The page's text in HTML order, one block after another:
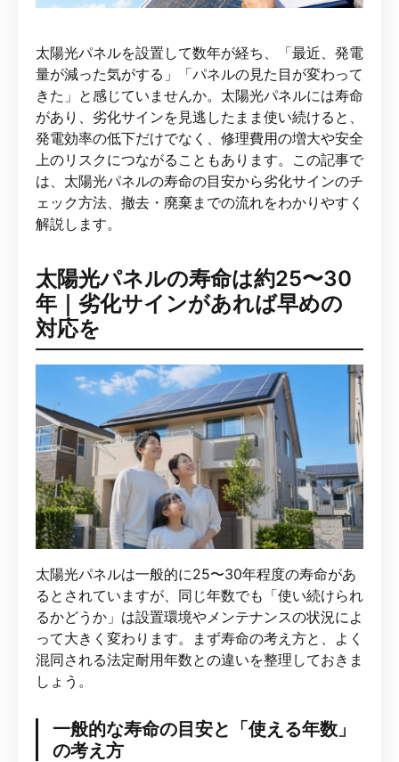
太陽光パネルを設置して数年が経ち、「最近、発電
量が減った気がする」「パネルの見た目が変わって
きた」と感じていませんか。太陽光パネルには寿命
があり、劣化サインを見逃したまま使い続けると、
発電効率の低下だけでなく、修理費用の増大や安全
上のリスクにつながることもあります。この記事で
は、太陽光パネルの寿命の目安から劣化サインのチ
ェック方法、撤去・廃棄までの流れをわかりやすく
解説します。
太陽光パネルの寿命は約25〜30
年｜劣化サインがあれば早めの
対応を
太陽光パネルは一般的に25〜30年程度の寿命があ
るとされていますが、同じ年数でも「使い続けられ
るかどうか」は設置環境やメンテナンスの状況によ
って大きく変わります。まず寿命の考え方と、よく
混同される法定耐用年数との違いを整理しておきま
しょう。
一般的な寿命の目安と「使える年数」
の考え方